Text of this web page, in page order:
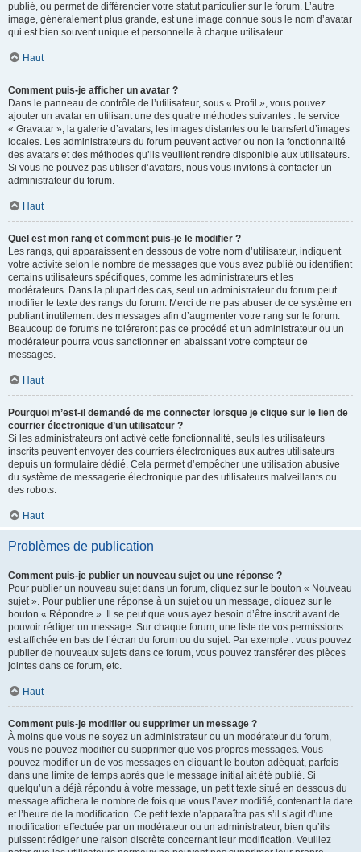
publié, ou permet de différencier votre statut particulier sur le forum. L’autre
image, généralement plus grande, est une image connue sous le nom d’avatar
qui est bien souvent unique et personnelle à chaque utilisateur.
Haut
Comment puis-je afficher un avatar ?
Dans le panneau de contrôle de l’utilisateur, sous « Profil », vous pouvez
ajouter un avatar en utilisant une des quatre méthodes suivantes : le service
« Gravatar », la galerie d’avatars, les images distantes ou le transfert d’images
locales. Les administrateurs du forum peuvent activer ou non la fonctionnalité
des avatars et des méthodes qu’ils veuillent rendre disponible aux utilisateurs.
Si vous ne pouvez pas utiliser d’avatars, nous vous invitons à contacter un
administrateur du forum.
Haut
Quel est mon rang et comment puis-je le modifier ?
Les rangs, qui apparaissent en dessous de votre nom d’utilisateur, indiquent
votre activité selon le nombre de messages que vous avez publié ou identifient
certains utilisateurs spécifiques, comme les administrateurs et les
modérateurs. Dans la plupart des cas, seul un administrateur du forum peut
modifier le texte des rangs du forum. Merci de ne pas abuser de ce système en
publiant inutilement des messages afin d’augmenter votre rang sur le forum.
Beaucoup de forums ne toléreront pas ce procédé et un administrateur ou un
modérateur pourra vous sanctionner en abaissant votre compteur de
messages.
Haut
Pourquoi m’est-il demandé de me connecter lorsque je clique sur le lien de
courrier électronique d’un utilisateur ?
Si les administrateurs ont activé cette fonctionnalité, seuls les utilisateurs
inscrits peuvent envoyer des courriers électroniques aux autres utilisateurs
depuis un formulaire dédié. Cela permet d’empêcher une utilisation abusive
du système de messagerie électronique par des utilisateurs malveillants ou
des robots.
Haut
Problèmes de publication
Comment puis-je publier un nouveau sujet ou une réponse ?
Pour publier un nouveau sujet dans un forum, cliquez sur le bouton « Nouveau
sujet ». Pour publier une réponse à un sujet ou un message, cliquez sur le
bouton « Répondre ». Il se peut que vous ayez besoin d’être inscrit avant de
pouvoir rédiger un message. Sur chaque forum, une liste de vos permissions
est affichée en bas de l’écran du forum ou du sujet. Par exemple : vous pouvez
publier de nouveaux sujets dans ce forum, vous pouvez transférer des pièces
jointes dans ce forum, etc.
Haut
Comment puis-je modifier ou supprimer un message ?
À moins que vous ne soyez un administrateur ou un modérateur du forum,
vous ne pouvez modifier ou supprimer que vos propres messages. Vous
pouvez modifier un de vos messages en cliquant le bouton adéquat, parfois
dans une limite de temps après que le message initial ait été publié. Si
quelqu’un a déjà répondu à votre message, un petit texte situé en dessous du
message affichera le nombre de fois que vous l’avez modifié, contenant la date
et l’heure de la modification. Ce petit texte n’apparaîtra pas s’il s’agit d’une
modification effectuée par un modérateur ou un administrateur, bien qu’ils
puissent rédiger une raison discrète concernant leur modification. Veuillez